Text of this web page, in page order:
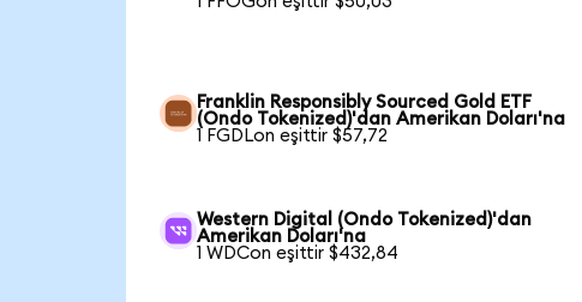
Franklin Responsibly Sourced Gold ETF
(Ondo Tokenized)'dan Amerikan Doları'na
1 FGDLon eşittir $57,72
Western Digital (Ondo Tokenized)'dan
Amerikan Doları'na
1 WDCon eşittir $432,84